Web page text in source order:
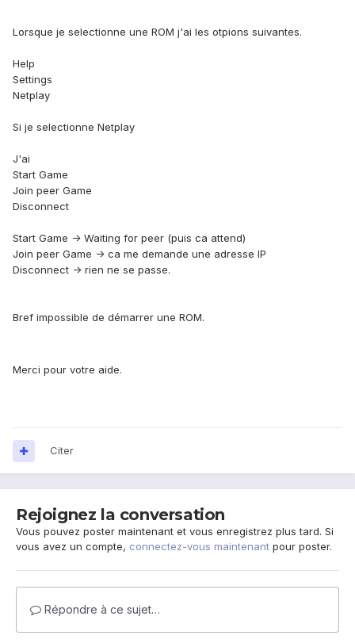
Lorsque je selectionne une ROM j'ai les otpions suivantes.
Help
Settings
Netplay
Si je selectionne Netplay
J'ai
Start Game
Join peer Game
Disconnect
Start Game -> Waiting for peer (puis ca attend)
Join peer Game -> ca me demande une adresse IP
Disconnect -> rien ne se passe.
Bref impossible de démarrer une ROM.
Merci pour votre aide.
Citer
Rejoignez la conversation
Vous pouvez poster maintenant et vous enregistrez plus tard. Si
vous avez un compte, connectez-vous maintenant pour poster.
Répondre à ce sujet…